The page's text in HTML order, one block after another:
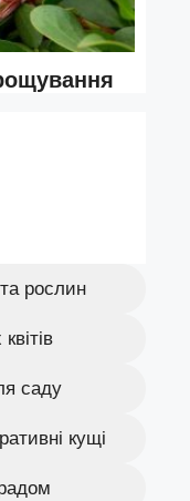
та рослин
саду
кущі